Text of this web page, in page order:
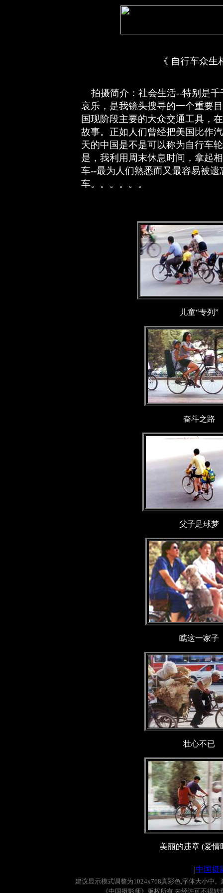
《 自行车众生
拍摄简介：社会生活--特别是千
哀乐，是我镜头搜寻的一个重要
国现阶段主要的大众交通工具，
故事。正如人们曾经把美国比作
天的中国是不是可以称为自行车
是，我利用周末休息时间，拿起
车--最为人们熟悉而又最容易被遗
车。。。。。。
儿童“专列”
奋斗之路
父子足球梦
瞧这一家子
壮心不已
美丽的违章 (爱情
|中国摄
建议显示模式调整为1024x768真彩色,字体大小中。
《中国摄影师》版权所有, 未经许可不得转